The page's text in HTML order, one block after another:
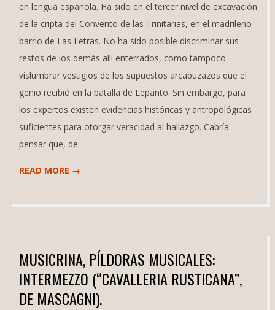
en lengua española. Ha sido en el tercer nivel de excavación
de la cripta del Convento de las Trinitarias, en el madrileño
barrio de Las Letras. No ha sido posible discriminar sus
restos de los demás allí enterrados, como tampoco
vislumbrar vestigios de los supuestos arcabuzazos que el
genio recibió en la batalla de Lepanto. Sin embargo, para
los expertos existen evidencias históricas y antropológicas
suficientes para otorgar veracidad al hallazgo. Cabría
pensar que, de
READ MORE →
MUSICRINA, PÍLDORAS MUSICALES:
INTERMEZZO (“CAVALLERIA RUSTICANA”,
DE MASCAGNI).